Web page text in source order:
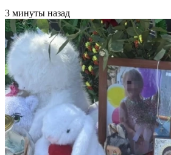
3 минуты назад